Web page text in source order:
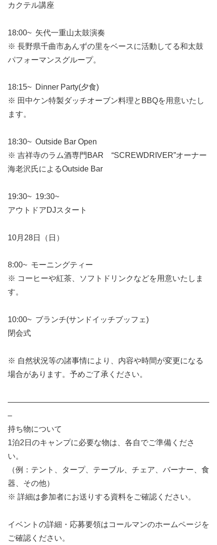
カクテル講座
18:00~ 矢代一重山太鼓演奏
※ 長野県千曲市あんずの里をベースに活動してる和太鼓
パフォーマンスグループ。
18:15~ Dinner Party(夕食)
※ 田中ケン特製ダッチオーブン料理とBBQを用意いたし
ます。
18:30~ Outside Bar Open
※ 吉祥寺のラム酒専門BAR “SCREWDRIVER”オーナー
海老沢氏によるOutside Bar
19:30~ 19:30~
アウトドアDJスタート
10月28日（日）
8:00~ モーニングティー
※ コーヒーや紅茶、ソフトドリンクなどを用意いたしま
す。
10:00~ ブランチ(サンドイッチブッフェ)
閉会式
※ 自然状況等の諸事情により、内容や時間が変更になる
場合があります。予めご了承ください。
——————————————————————————
–
持ち物について
1泊2日のキャンプに必要な物は、各自でご準備くださ
い。
（例：テント、タープ、テーブル、チェア、バーナー、食
器、その他）
※ 詳細は参加者にお送りする資料をご確認ください。
イベントの詳細・応募要領はコールマンのホームページを
ご確認ください。